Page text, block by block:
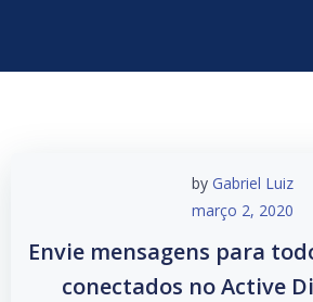
by Gabriel Luiz
março 2, 2020
Envie mensagens para
conectados no Active